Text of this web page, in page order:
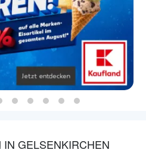
GELSENKIRCHEN